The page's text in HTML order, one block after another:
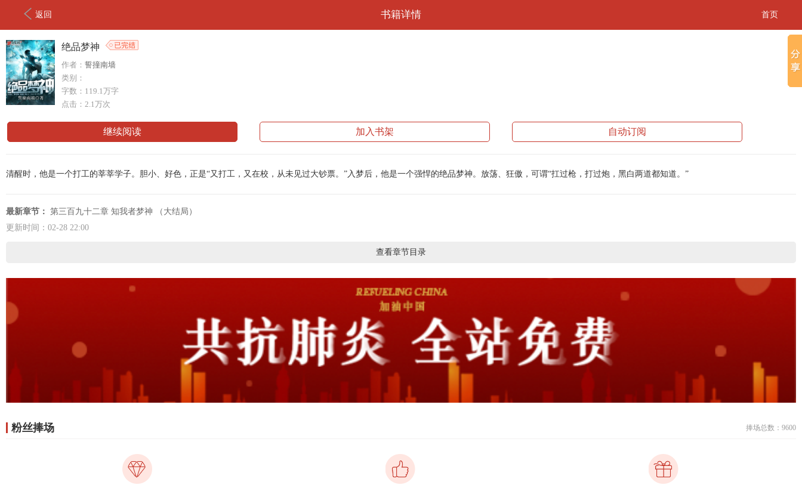
返回 书籍详情 首页
绝品梦神
作者： 誓撞南墙
类别：
字数：119.1万字
点击：2.1万次
继续阅读 加入书架 自动订阅
清醒时，他是一个打工的莘莘学子。胆小、好色，正是“又打工，又在校，从未见过大钞票。”入梦后，他是一个强悍的绝品梦神。放荡、狂傲，可谓“扛过枪，打过炮，黑白两道都知道。”
最新章节： 第三百九十二章 知我者梦神 （大结局）
更新时间：02-28 22:00
查看章节目录
粉丝捧场 捧场总数：9600